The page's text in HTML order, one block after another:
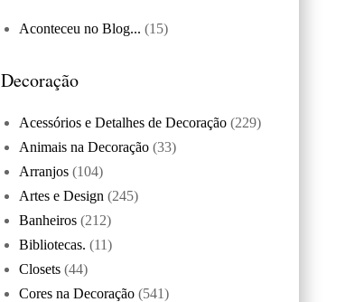
Aconteceu no Blog... (15)
Decoração
Acessórios e Detalhes de Decoração (229)
Animais na Decoração (33)
Arranjos (104)
Artes e Design (245)
Banheiros (212)
Bibliotecas. (11)
Closets (44)
Cores na Decoração (541)